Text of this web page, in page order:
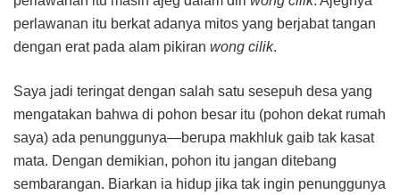
perlawanan itu berkat adanya mitos yang berjabat tangan
dengan erat pada alam pikiran wong cilik.
Saya jadi teringat dengan salah satu sesepuh desa yang
mengatakan bahwa di pohon besar itu (pohon dekat rumah
saya) ada penunggunya—berupa makhluk gaib tak kasat
mata. Dengan demikian, pohon itu jangan ditebang
sembarangan. Biarkan ia hidup jika tak ingin penunggunya